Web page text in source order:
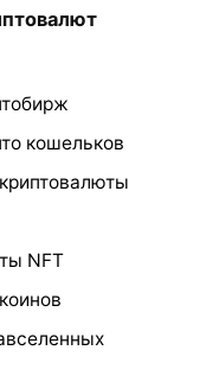
кошельков
NFT